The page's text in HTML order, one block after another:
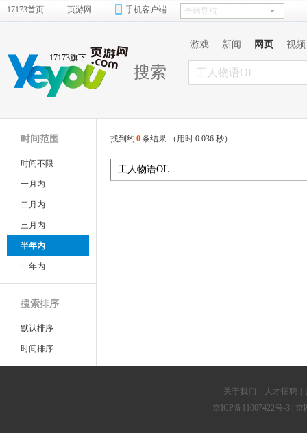
17173首页 页游网 手机客户端
17173旗下
游戏 新闻 网页 视频
搜索
时间范围
时间不限
一月内
二月内
三月内
半年内
一年内
搜索排序
默认排序
时间排序
找到约 0条结果 （用时 0.036 秒）
关于我们 人才招聘
京ICP备11007422号-3| 京